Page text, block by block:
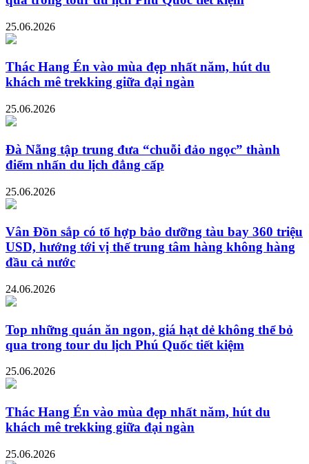
25.06.2026
Thác Hang Én vào mùa đẹp nhất năm, hút du
khách mê trekking giữa đại ngàn
25.06.2026
Đà Nẵng tập trung đưa “chuỗi đảo ngọc” thành
điểm nhấn du lịch đẳng cấp
25.06.2026
Vân Đồn sắp có tổ hợp bảo dưỡng tàu bay 360 triệu
USD, hướng tới vị thế trung tâm hàng không hàng
đầu cả nước
24.06.2026
Top những quán ăn ngon, giá hạt dẻ không thể bỏ
qua trong tour du lịch Phú Quốc tiết kiệm
25.06.2026
Thác Hang Én vào mùa đẹp nhất năm, hút du
khách mê trekking giữa đại ngàn
25.06.2026